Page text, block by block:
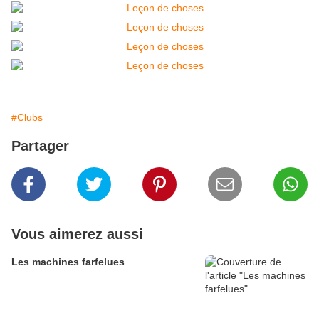
#Clubs
Partager
Vous aimerez aussi
Les machines farfelues